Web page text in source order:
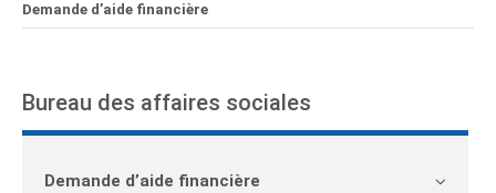
Demande d’aide financière
Bureau des affaires sociales
Demande d’aide financière